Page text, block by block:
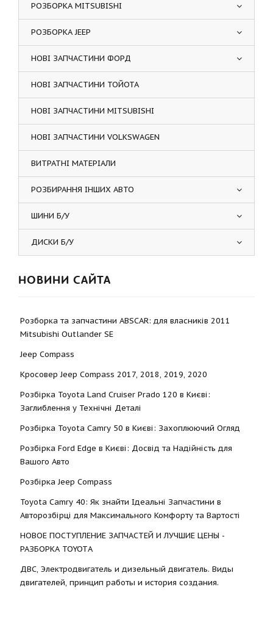
РОЗБОРКА MITSUBISHI
РОЗБОРКА JEEP
НОВІ ЗАПЧАСТИНИ ФОРД
НОВІ ЗАПЧАСТИНИ ТОЙОТА
НОВІ ЗАПЧАСТИНИ MITSUBISHI
НОВІ ЗАПЧАСТИНИ VOLKSWAGEN
ВИТРАТНІ МАТЕРІАЛИ
РОЗБИРАННЯ ІНШИХ АВТО
ШИНИ Б/У
ДИСКИ Б/У
НОВИНИ САЙТА
Розборка та запчастини ABSCAR: для власників 2011
Mitsubishi Outlander SE
Jeep Compass
Кросовер Jeep Compass 2017, 2018, 2019, 2020
Розбірка Toyota Land Cruiser Prado 120 в Києві:
Заглиблення у Технічні Деталі
Розбірка Toyota Camry 50 в Києві: Захоплюючий Огляд
Розбірка Ford Edge в Києві: Досвід та Надійність для
Вашого Авто
Розбірка Jeep Compass
Toyota Camry 40: Як знайти Ідеальні Запчастини в
Авторозбірці для Максимального Комфорту та Вартості
НОВОЕ ПОСТУПЛЕНИЕ ЗАПЧАСТЕЙ И ЛУЧШИЕ ЦЕНЫ -
РАЗБОРКА TOYOTА
ДВС, Электродвигатель и дизельный двигатель. Виды
двигателей, принцип работы и история создания.